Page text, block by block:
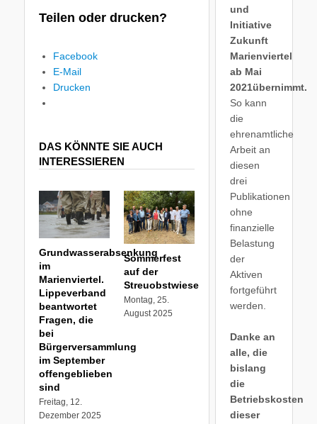
Teilen oder drucken?
Facebook
E-Mail
Drucken
DAS KÖNNTE SIE AUCH
INTERESSIEREN
Grundwasserabsenkung
im
Marienviertel.
Lippeverband
beantwortet
Fragen, die
bei
Bürgerversammlung
im September
offengeblieben
sind
Freitag, 12.
Dezember 2025
Sommerfest
auf der
Streuobstwiese
Montag, 25.
August 2025
und
Initiative
Zukunft
Marienviertel
ab Mai
2021übernimmt.
So kann
die
ehrenamtliche
Arbeit an
diesen
drei
Publikationen
ohne
finanzielle
Belastung
der
Aktiven
fortgeführt
werden.
Danke an
alle, die
bislang
die
Betriebskosten
dieser